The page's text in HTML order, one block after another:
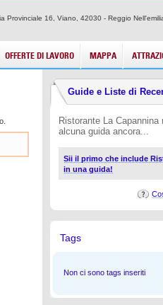
16, Viano, 42030 - Reggio
OFFERTE DI LAVORO MAPPA
Guide e Liste di
Ristorante La
alcuna guida ancora...
Sii il primo che include
in una guida!
Tags
Non ci sono tags inseriti